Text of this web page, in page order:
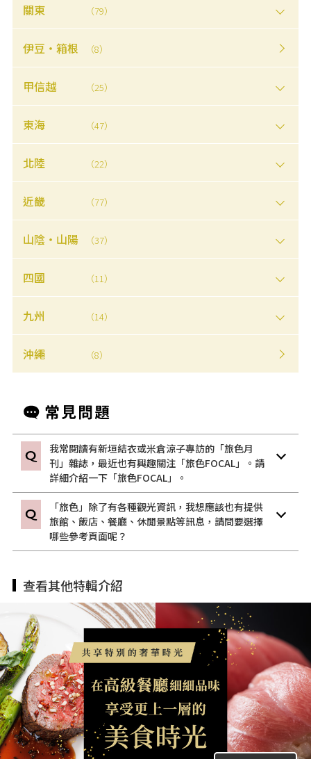
關東 （79）
伊豆・箱根 （8）
甲信越 （25）
東海 （47）
北陸 （22）
近畿 （77）
山陰・山陽 （37）
四國 （11）
九州 （14）
沖繩 （8）
我常閱讀有新垣結衣或米倉涼子專訪的「旅色月
刊」雜誌，最近也有興趣關注「旅色FOCAL」。請
詳細介紹一下「旅色FOCAL」。
「旅色」除了有各種觀光資訊，我想應該也有提供
旅館、飯店、餐廳、休閒景點等訊息，請問要選擇
哪些參考頁面呢？
查看其他特輯介紹